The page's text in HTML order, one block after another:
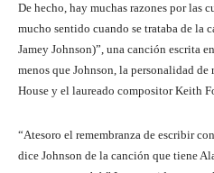
De hecho, hay muchas razones por las
mucho sentido cuando se trataba de la
Jamey Johnson)”, una canción escrita
menos que Johnson, la personalidad
House y el laureado compositor Keith
“Atesoro el remembranza de escribir
dice Johnson de la canción que tiene